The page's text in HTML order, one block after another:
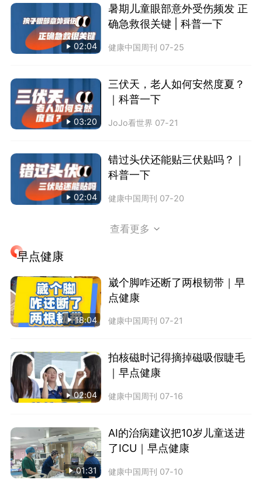
02:04
暑期儿童眼部意外受伤频发 正
确急救很关键 | 科普一下
健康中国周刊 07-25
03:20
三伏天，老人如何安然度夏？
｜科普一下
JoJo看世界 07-21
02:04
错过头伏还能贴三伏贴吗？｜
科普一下
健康中国周刊 07-20
查看更多
早点健康
18:04
崴个脚咋还断了两根韧带｜早
点健康
健康中国周刊 07-21
02:04
拍核磁时记得摘掉磁吸假睫毛
｜早点健康
健康中国周刊 07-16
01:31
AI的治病建议把10岁儿童送进
了ICU｜早点健康
健康中国周刊 07-10